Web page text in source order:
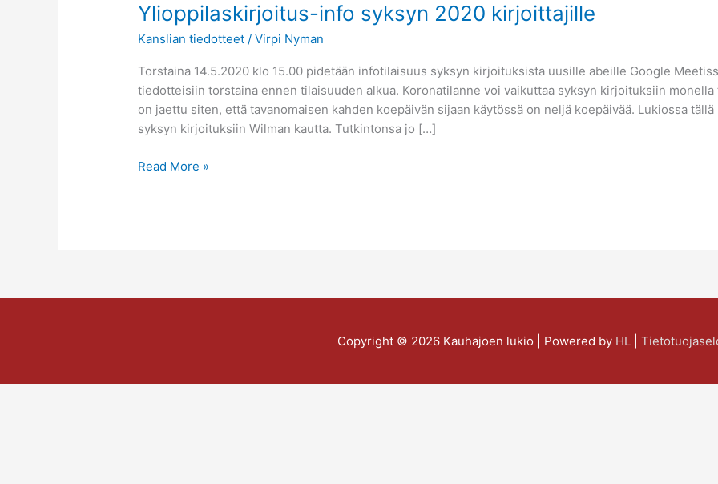
Ylioppilaskirjoitus-info syksyn 2020 kirjoittajille
Kanslian tiedotteet /Virpi Nyman
Torstaina 14.5.2020 klo 15.00 pidetään infotilaisuus syksyn kirjoituksista uusille abeille Google
tiedotteisiin torstaina ennen tilaisuuden alkua. Koronatilanne voi vaikuttaa syksyn kirjoituksiin
on jaettu siten, että tavanomaisen kahden koepäivän sijaan käytössä on neljä koepäivää. Lukiossa
syksyn kirjoituksiin Wilman kautta. Tutkintonsa jo […]
Ylioppilaskirjoitus-
syksyn
2020
kirjoittajille
Read More »
Copyright © 2026 Kauhajoen lukio | Powered by HL|